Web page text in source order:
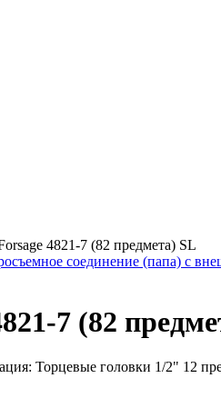
4821-7 (82 предмета) SL
соединение (папа) с
7 (82
Торцевые головки 1/2" 12